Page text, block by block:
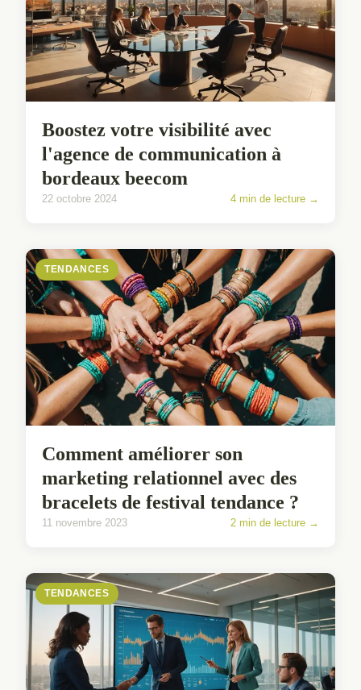
Boostez votre visibilité avec
l'agence de communication à
bordeaux beecom
22 octobre 2024 4 min de lecture →
TENDANCES
Comment améliorer son
marketing relationnel avec des
bracelets de festival tendance ?
11 novembre 2023 2 min de lecture →
TENDANCES